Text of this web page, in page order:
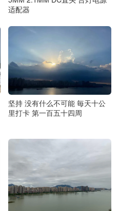
适配器
坚持 没有什么不可能 毎天十公
里打卡 第一百五十四周